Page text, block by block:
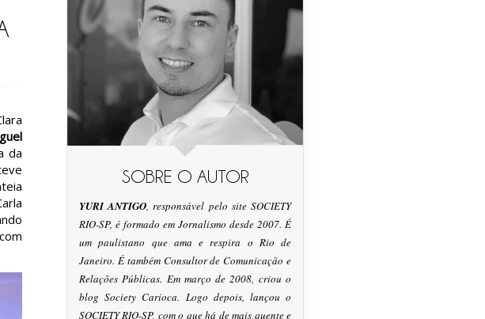
da
SOBRE O AUTOR
YURI ANTIGO, responsável pelo site SOCIETY
RIO-SP, é formado em Jornalismo desde 2007. É
um paulistano que ama e respira o Rio de
Janeiro. É também Consultor de Comunicação e
Relações Públicas. Em março de 2008, criou o
blog Society Carioca. Logo depois, lançou o
SOCIETY RIO-SP, com o que há de mais quente e